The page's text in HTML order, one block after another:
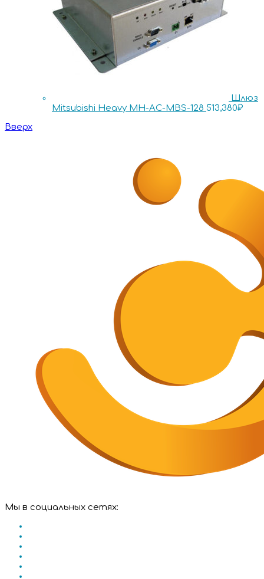
Шлюз
Mitsubishi Heavy MH-AC-MBS-128 513,380₽
Вверх
Мы в социальных сетях: